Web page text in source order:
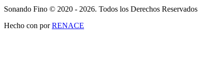
Sonando Fino © 2020 - 2026. Todos los Derechos Reservados
Hecho con porRENACE